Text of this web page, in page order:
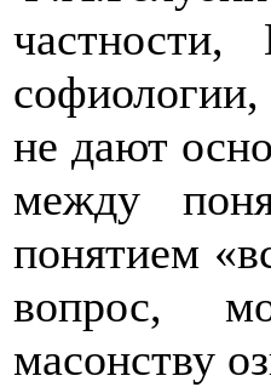
не дают
между
понятием
вопрос,
масонству